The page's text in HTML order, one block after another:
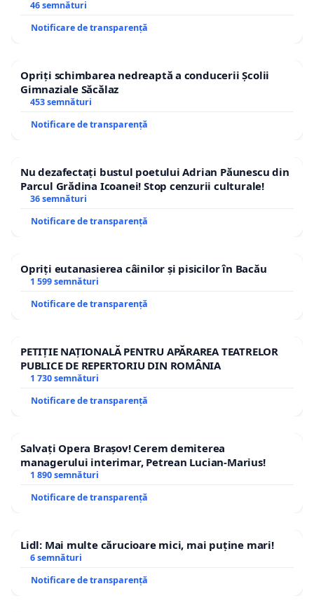
46 semnături
Notificare de transparență
Opriți schimbarea nedreaptă a conducerii Școlii
Gimnaziale Săcălaz
453 semnături
Notificare de transparență
Nu dezafectați bustul poetului Adrian Păunescu din
Parcul Grădina Icoanei! Stop cenzurii culturale!
36 semnături
Notificare de transparență
Opriți eutanasierea câinilor și pisicilor în Bacău
1 599 semnături
Notificare de transparență
PETIȚIE NAȚIONALĂ PENTRU APĂRAREA TEATRELOR
PUBLICE DE REPERTORIU DIN ROMÂNIA
1 730 semnături
Notificare de transparență
Salvați Opera Brașov! Cerem demiterea
managerului interimar, Petrean Lucian-Marius!
1 890 semnături
Notificare de transparență
Lidl: Mai multe cărucioare mici, mai puține mari!
6 semnături
Notificare de transparență